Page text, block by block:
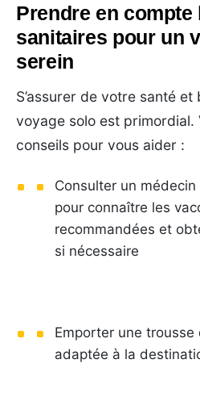
Prendre en
sanitaires pour un
serein
S’assurer de votre santé et
voyage solo est primordial.
conseils pour vous aider :
Consulter un
pour connaître les
recommandées et
si nécessaire
Emporter une
adaptée à la